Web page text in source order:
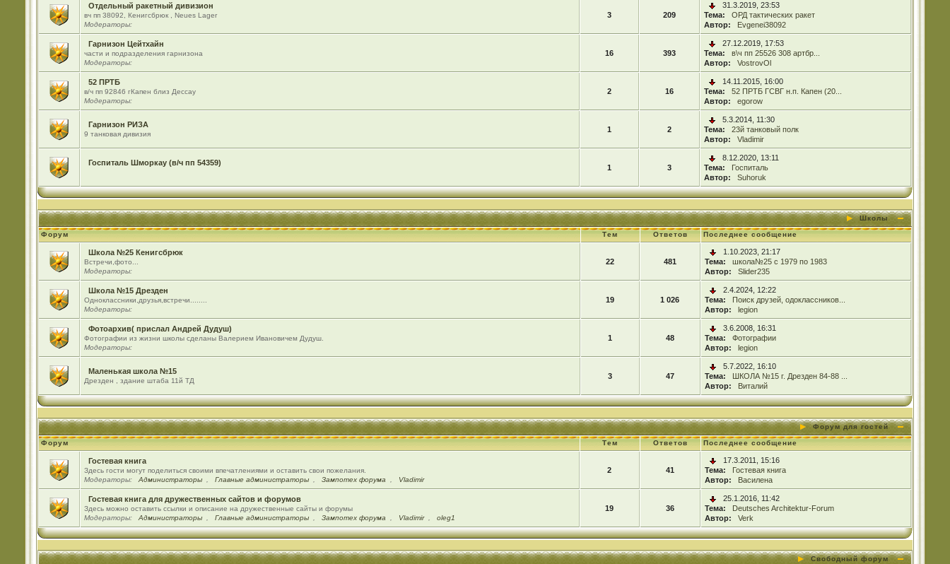
Отдельный ракетный дивизион
вч пп 38092, Кенигсбрюк , Neues Lager
Модераторы:
3 209
31.3.2019, 23:53
Тема:
ОРД тактических ракет
Автор:
Evgenei38092
Гарнизон Цейтхайн
части и подразделения гарнизона
Модераторы:
16 393
27.12.2019, 17:53
Тема:
в\ч пп 25526 308 артбр...
Автор:
VostrovOl
52 ПРТБ
в/ч пп 92846 гКапен близ Дессау
Модераторы:
2 16
14.11.2015, 16:00
Тема:
52 ПРТБ ГСВГ н.п. Капен (20...
Автор:
egorow
Гарнизон РИЗА
9 танковая дивизия
1 2
5.3.2014, 11:30
Тема:
23й танковый полк
Автор:
Vladimir
Госпиталь Шморкау (в/ч пп 54359)
1 3
8.12.2020, 13:11
Тема:
Госпиталь
Автор:
Suhoruk
Школы
Форум Тем Ответов Последнее сообщение
Школа №25 Кенигсбрюк
Встречи,фото...
Модераторы:
22 481
1.10.2023, 21:17
Тема:
школа№25 с 1979 по 1983
Автор:
Slider235
Школа №15 Дрезден
Одноклассники,друзья,встречи........
Модераторы:
19 1 026
2.4.2024, 12:22
Тема:
Поиск друзей, одоклассников...
Автор:
legion
Фотоархив( прислал Андрей Дудуш)
Фотографии из жизни школы сделаны Валерием Ивановичем Дудуш.
Модераторы:
1 48
3.6.2008, 16:31
Тема:
Фотографии
Автор:
legion
Маленькая школа №15
Дрезден , здание штаба 11й ТД
3 47
5.7.2022, 16:10
Тема:
ШКОЛА №15 г. Дрезден 84-88 ...
Автор:
Виталий
Форум для гостей
Форум Тем Ответов Последнее сообщение
Гостевая книга
Здесь гости могут поделиться своими впечатлениями и оставить свои пожелания.
Модераторы:
Администраторы Главные администраторы Зампотех форума Vladimir
2 41
17.3.2011, 15:16
Тема:
Гостевая книга
Автор:
Василена
Гостевая книга для дружественных сайтов и форумов
Здесь можно оставить ссылки и описание на дружественные сайты и форумы
Модераторы:
Администраторы Главные администраторы Зампотех форума Vladimir oleg1
19 36
25.1.2016, 11:42
Тема:
Deutsches Architektur-Forum
Автор:
Verk
Свободный форум